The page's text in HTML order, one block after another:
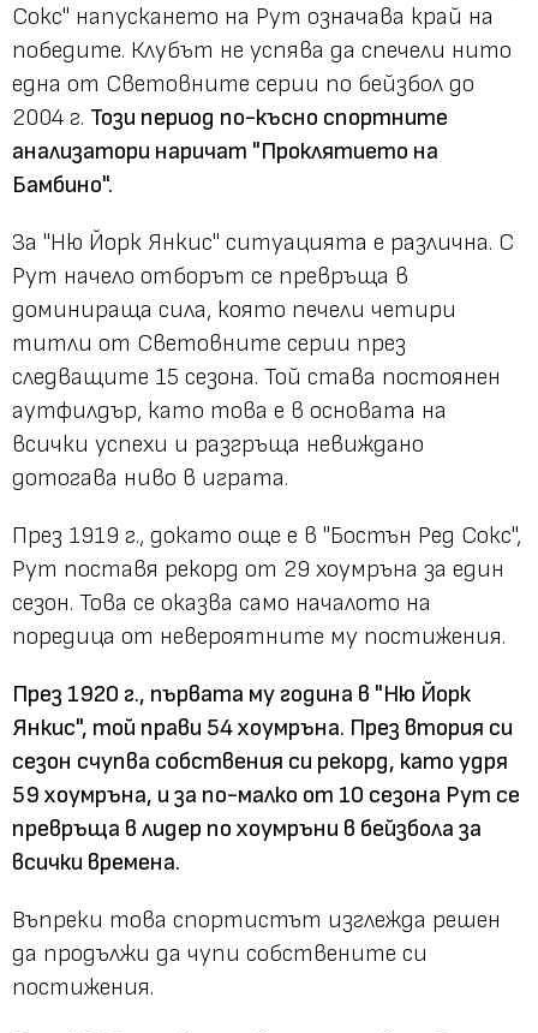
Сокс" напускането на Рут означава край на
победите. Клубът не успява да спечели нито
една от Световните серии по бейзбол до
2004 г. Този период по-късно спортните
анализатори наричат "Проклятието на
Бамбино".
За "Ню Йорк Янкис" ситуацията е различна. С
Рут начело отборът се превръща в
доминираща сила, която печели четири
титли от Световните серии през
следващите 15 сезона. Той става постоянен
аутфилдър, като това е в основата на
всички успехи и разгръща невиждано
дотогава ниво в играта.
През 1919 г., докато още е в "Бостън Ред Сокс",
Рут поставя рекорд от 29 хоумръна за един
сезон. Това се оказва само началото на
поредица от невероятните му постижения.
През 1920 г., първата му година в "Ню Йорк
Янкис", той прави 54 хоумръна. През втория си
сезон счупва собствения си рекорд, като удря
59 хоумръна, и за по-малко от 10 сезона Рут се
превръща в лидер по хоумръни в бейзбола за
всички времена.
Въпреки това спортистът изглежда решен
да продължи да чупи собствените си
постижения.